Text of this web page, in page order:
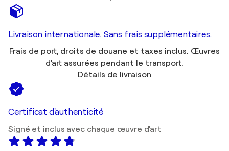
Livraison internationale. Sans frais supplémentaires.
Frais de port, droits de douane et taxes inclus. Œuvres
d'art assurées pendant le transport.
Détails de livraison
Certificat d'authenticité
Signé et inclus avec chaque œuvre d'art